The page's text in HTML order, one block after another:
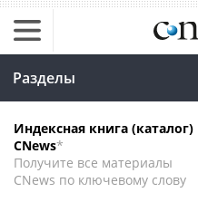
Разделы
Индексная книга (каталог)
CNews*
Получите все материалы
CNews по ключевому слову